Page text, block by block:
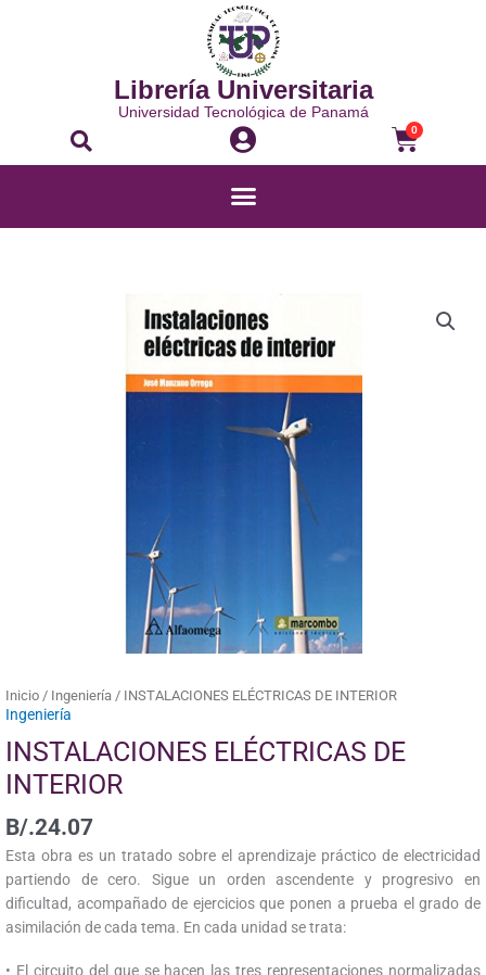
Librería Universitaria
Universidad Tecnológica de Panamá
Buscar 0
Carrito
Menú
Inicio / Ingeniería / INSTALACIONES ELÉCTRICAS DE INTERIOR
Ingeniería
INSTALACIONES ELÉCTRICAS DE
INTERIOR
B/.24.07
Esta obra es un tratado sobre el aprendizaje práctico de electricidad
partiendo de cero. Sigue un orden ascendente y progresivo en
dificultad, acompañado de ejercicios que ponen a prueba el grado de
asimilación de cada tema. En cada unidad se trata:
• El circuito del que se hacen las tres representaciones normalizadas